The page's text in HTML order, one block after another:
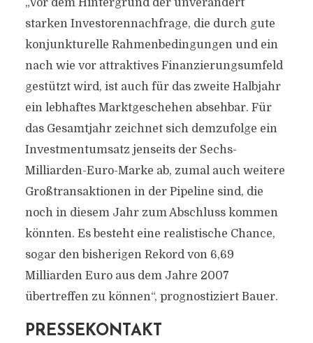
„Vor dem Hintergrund der unverändert
starken Investorennachfrage, die durch gute
konjunkturelle Rahmenbedingungen und ein
nach wie vor attraktives Finanzierungsumfeld
gestützt wird, ist auch für das zweite Halbjahr
ein lebhaftes Marktgeschehen absehbar. Für
das Gesamtjahr zeichnet sich demzufolge ein
Investmentumsatz jenseits der Sechs-
Milliarden-Euro-Marke ab, zumal auch weitere
Großtransaktionen in der Pipeline sind, die
noch in diesem Jahr zum Abschluss kommen
könnten. Es besteht eine realistische Chance,
sogar den bisherigen Rekord von 6,69
Milliarden Euro aus dem Jahre 2007
übertreffen zu können“, prognostiziert Bauer.
PRESSEKONTAKT